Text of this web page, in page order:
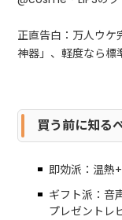
正直告白：万人ウケ
神器」、軽度なら標
買う前に知る
即効派：温熱
ギフト派：
プレゼントレ